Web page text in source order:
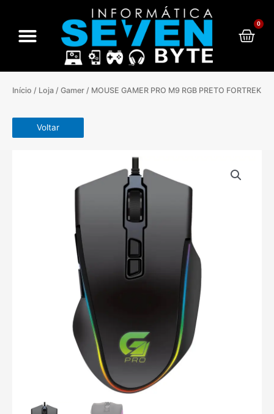
0
Cart
Início / Loja / Gamer / MOUSE GAMER PRO M9 RGB PRETO FORTREK
Voltar